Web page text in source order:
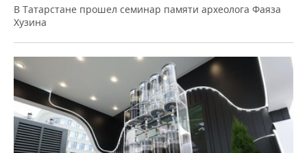
В Татарстане прошел семинар памяти археолога Фаяза
Хузина